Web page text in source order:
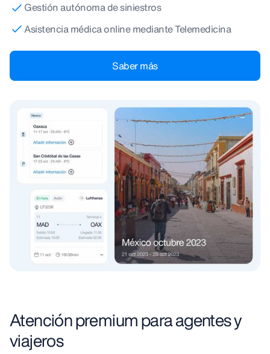
Gestión autónoma de siniestros
Asistencia médica online mediante Telemedicina
Saber más
Atención premium para agentes y
viajeros